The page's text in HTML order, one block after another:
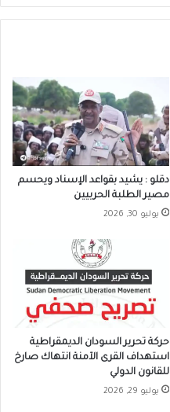
دقلو : يشيد بقواعد الإسناد ويحسم
مصير الطلبة الحربيين
يوليو 30, 2026
حركة تحرير السودان الديمقراطية
استهداف القرى الآمنة انتهاك صارخ
للقانون الدولي
يوليو 29, 2026